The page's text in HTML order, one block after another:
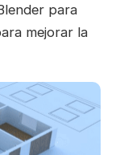
para
mejorar la